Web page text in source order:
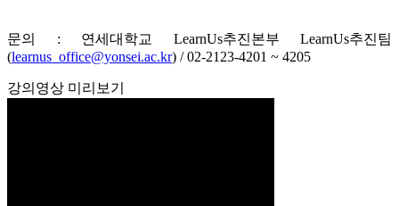
문의 : 연세대학교 LearnUs추진본부 LearnUs추진팀
(learnus_office@yonsei.ac.kr) / 02-2123-4201 ~ 4205
강의영상 미리보기